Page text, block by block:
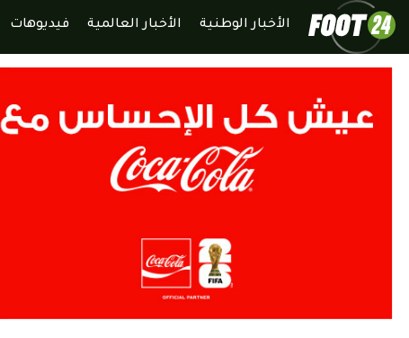
الأخبار الوطنية الأخبار العالمية فيديوهات